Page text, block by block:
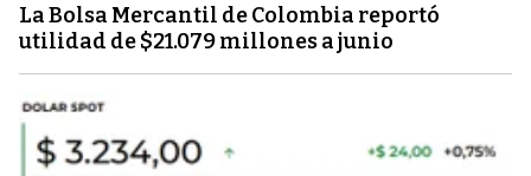
La Bolsa Mercantil de Colombia reportó
utilidad de $21.079 millones a junio